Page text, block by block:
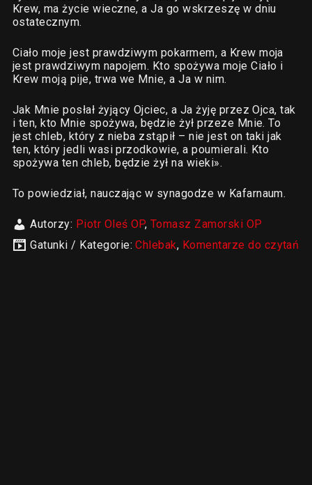
Krew, ma życie wieczne, a Ja go wskrzeszę w dniu
ostatecznym.
Ciało moje jest prawdziwym pokarmem, a Krew moja
jest prawdziwym napojem. Kto spożywa moje Ciało i
Krew moją pije, trwa we Mnie, a Ja w nim.
Jak Mnie posłał żyjący Ojciec, a Ja żyję przez Ojca, tak
i ten, kto Mnie spożywa, będzie żył przeze Mnie. To
jest chleb, który z nieba zstąpił – nie jest on taki jak
ten, który jedli wasi przodkowie, a poumierali. Kto
spożywa ten chleb, będzie żył na wieki».
To powiedział, nauczając w synagodze w Kafarnaum.
Autorzy: Piotr Oleś OP, Tomasz Zamorski OP
Gatunki / Kategorie:Chlebak, Komentarze do czytań